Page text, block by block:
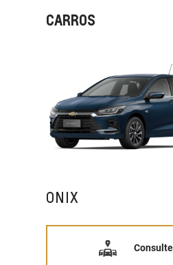
CARROS
ONIX